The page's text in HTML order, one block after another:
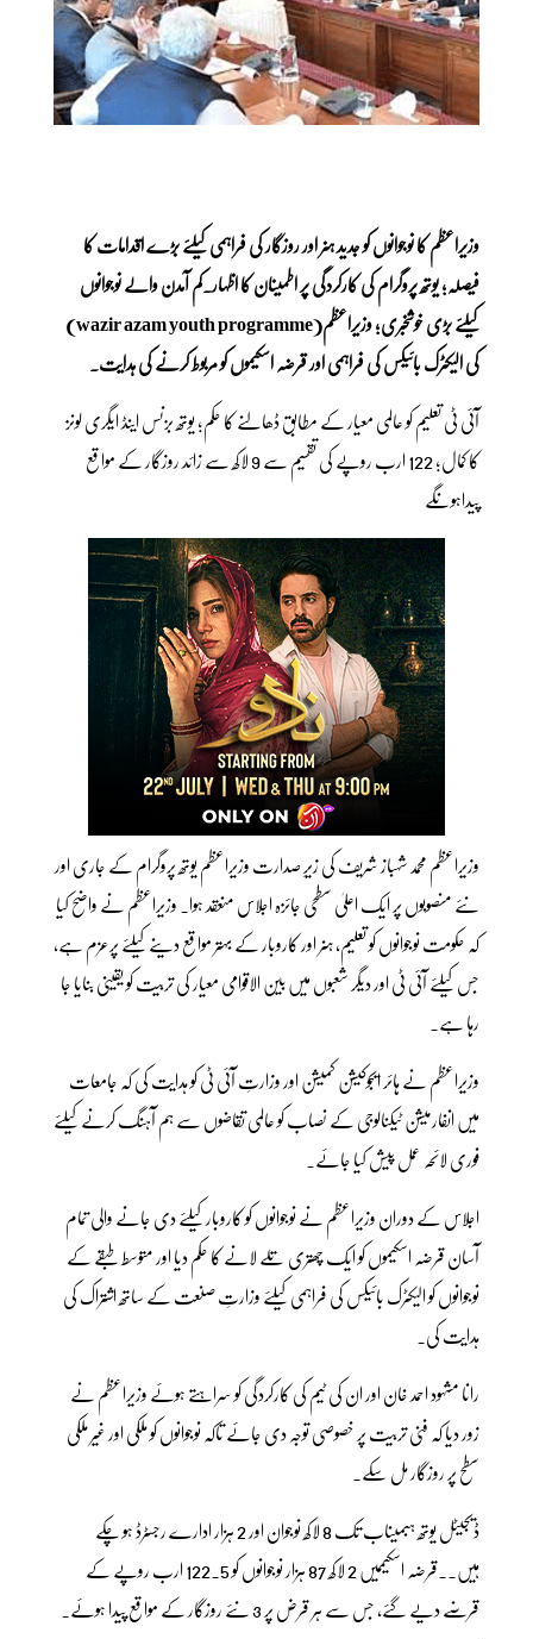
وزیراعظم کا نوجوانوں کو جدید ہنر اور روزگار کی فراہمی کیلئے بڑے اقدامات کا
فیصلہ؛ یوتھ پروگرام کی کارکردگی پر اطمینان کا اظہار۔کم آمدن والے نوجوانوں
کیلئے بڑی خوشخبری؛ وزیراعظم(wazir azam youth
programme)
کی الیکٹرک بائیکس کی فراہمی اور قرضہ اسکیموں کو مربوط کرنے کی ہدایت۔
آئی ٹی تعلیم کو عالمی معیار کے مطابق ڈھالنے کا حکم؛ یوتھ بزنس اینڈ ایگری لونز
کا کمال؛ 122 ارب روپے کی تقسیم سے 9 لاکھ سے زائد روزگار کے مواقع
پیداہونگے
وزیراعظم محمد شہباز شریف کی زیرِ صدارت وزیراعظم یوتھ پروگرام کے جاری اور
نئے منصوبوں پر ایک اعلیٰ سطحی جائزہ اجلاس منعقد ہوا۔ وزیراعظم نے واضح کیا
کہ حکومت نوجوانوں کو تعلیم، ہنر اور کاروبار کے بہتر مواقع دینے کیلئے پرعزم ہے،
جس کیلئے آئی ٹی اور دیگر شعبوں میں بین الاقوامی معیار کی تربیت کو یقینی بنایا جا
رہا ہے۔
وزیراعظم نے ہائر ایجوکیشن کمیشن اور وزارتِ آئی ٹی کو ہدایت کی کہ جامعات
میں انفارمیشن ٹیکنالوجی کے نصاب کو عالمی تقاضوں سے ہم آہنگ کرنے کیلئے
فوری لائحہ عمل پیش کیا جائے۔
اجلاس کے دوران وزیراعظم نے نوجوانوں کو کاروبار کیلئے دی جانے والی تمام
آسان قرضہ اسکیموں کو ایک چھتری تلے لانے کا حکم دیا اور متوسط طبقے کے
نوجوانوں کو الیکٹرک بائیکس کی فراہمی کیلئے وزارتِ صنعت کے ساتھ اشتراک کی
ہدایت کی۔
رانا مشہود احمد خان اور ان کی ٹیم کی کارکردگی کو سراہتے ہوئے وزیراعظم نے
زور دیا کہ فنی تربیت پر خصوصی توجہ دی جائے تاکہ نوجوانوں کو ملکی اور غیر ملکی
سطح پر روزگار مل سکے۔
ڈیجیٹل یوتھ ہبمیںاب تک 8 لاکھ نوجوان اور 2 ہزار ادارے رجسٹرڈ ہو چکے
ہیں۔۔قرضہ اسکیممیں 2 لاکھ 87 ہزار نوجوانوں کو 122.5 ارب روپے کے
قرضے دیے گئے، جس سے ہر قرض پر 3 نئے روزگار کے مواقع پیدا ہوئے۔